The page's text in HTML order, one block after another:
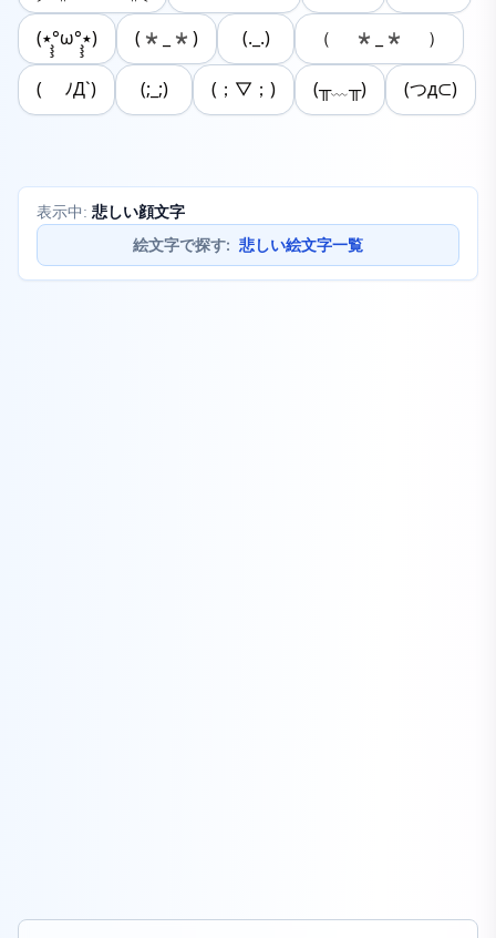
(٭°̧̧̧ω°̧̧̧٭) (*_*) (._.) （ *_* ）
( ﾉД`) (;_;) (；▽；) (╥﹏╥) (つд⊂)
表示中: 悲しい顔文字
絵文字で探す: 悲しい絵文字一覧